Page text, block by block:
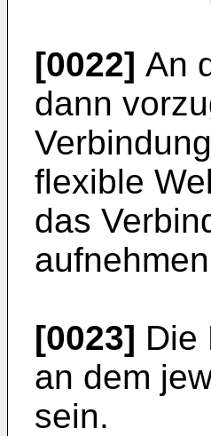
[0022] An
dann
flexible
das
[0023] Die
an dem
sein.